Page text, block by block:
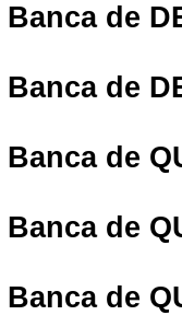
Banca de
Banca de
Banca de
Banca de
Banca de